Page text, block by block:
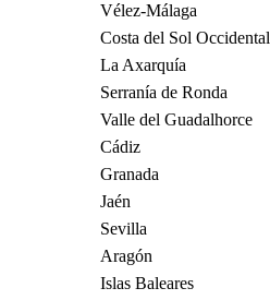
Vélez-Málaga
Costa del Sol Occidental
La Axarquía
Serranía de Ronda
Valle del Guadalhorce
Cádiz
Granada
Jaén
Sevilla
Aragón
Islas Baleares